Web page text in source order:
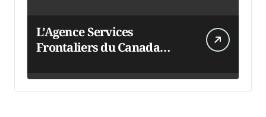
L’Agence Services
Frontaliers du Canada